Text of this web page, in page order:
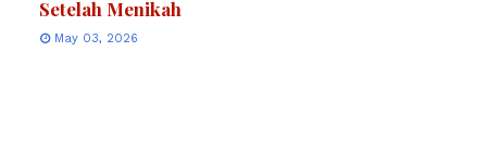
Setelah Menikah
May 03, 2026